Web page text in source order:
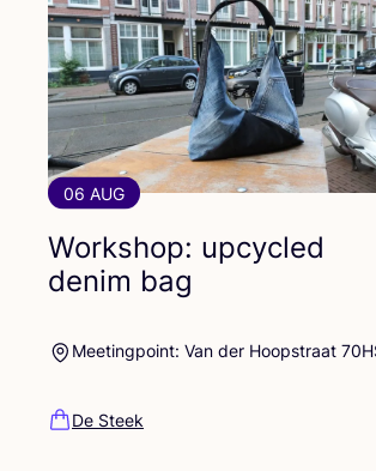
06 AUG
Workshop: upcycled
denim bag
Meetingpoint: Van der Hoopstraat
De Steek